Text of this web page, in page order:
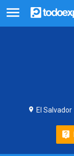
El Salvador